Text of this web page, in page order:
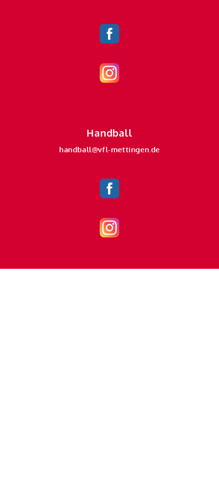
Handball
handball@vfl-mettingen.de